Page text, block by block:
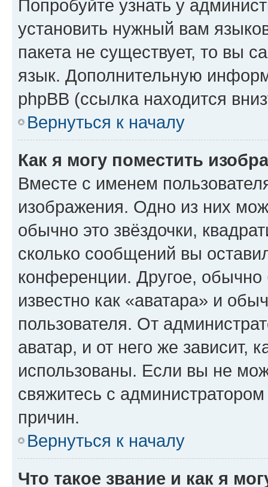
Попробуйте узнать у
установить нужный вам
пакета не существует, то вы
язык. Дополнительную
phpBB (ссылка находится
Вернуться к началу
Как я могу поместить
Вместе с именем
изображения. Одно из них
обычно это звёздочки,
сколько сообщений вы
конференции. Другое,
известно как «аватара» и
пользователя. От
аватар, и от него же зависит,
использованы. Если вы не
свяжитесь с
причин.
Вернуться к началу
Что такое звание и как я